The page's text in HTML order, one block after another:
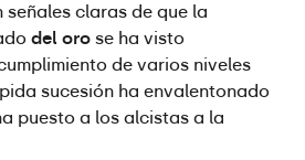
señales claras de que la
del oro se ha visto
de varios niveles
sucesión ha envalentonado
puesto a los alcistas a la